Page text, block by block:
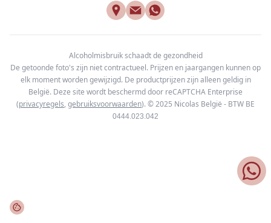
Alcoholmisbruik schaadt de gezondheid
De getoonde foto's zijn niet contractueel. Prijzen en jaargangen kunnen op
elk moment worden gewijzigd. De productprijzen zijn alleen geldig in
België. Deze site wordt beschermd door reCAPTCHA Enterprise
(privacyregels, gebruiksvoorwaarden). © 2025 Nicolas België - BTW BE
0444.023.042